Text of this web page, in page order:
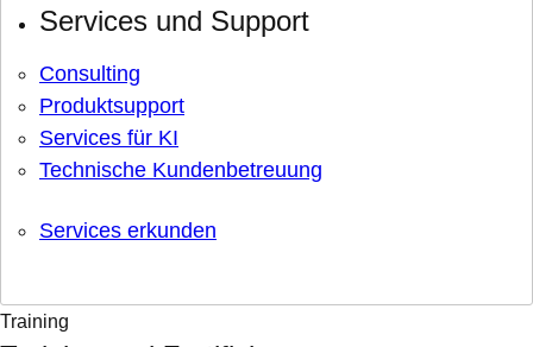
Services und Support
Consulting
Produktsupport
Services für KI
Technische Kundenbetreuung
Services erkunden
Training